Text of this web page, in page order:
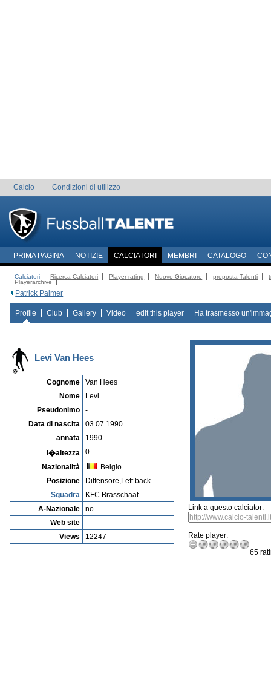
Calcio Condizioni di utilizzo
PRIMA PAGINA NOTIZIE CALCIATORI MEMBRI CATALOGO
Calciatori Ricerca Calciatori Player rating Nuovo Giocatore proposta Talenti
Playerarchive
Patrick Palmer
Profile Club Gallery Video edit this player Ha trasmesso
Levi Van Hees
Cognome
Van Hees
Nome
Levi
Pseudonimo
-
Data di nascita
03.07.1990
annata
1990
l�altezza
0
Nazionalità
Belgio
Posizione
Diffensore,Left back
Squadra
KFC Brasschaat
A-Nazionale
no
Web site
-
Views
12247
Link a questo calciator:
Rate player:
65